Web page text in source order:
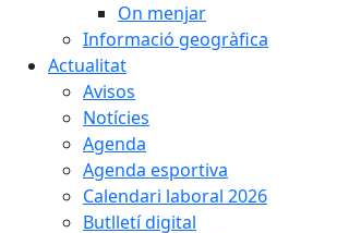
On menjar
Informació geogràfica
Actualitat
Avisos
Notícies
Agenda
Agenda esportiva
Calendari laboral 2026
Butlletí digital